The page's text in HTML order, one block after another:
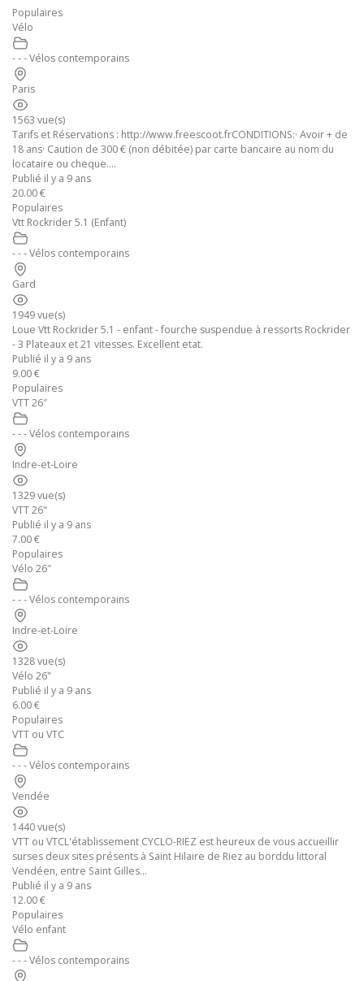
Populaires
Vélo
- - - Vélos contemporains
Paris
1563 vue(s)
Tarifs et Réservations : http://www.freescoot.frCONDITIONS:· Avoir + de
18 ans· Caution de 300 € (non débitée) par carte bancaire au nom du
locataire ou cheque....
Publié il y a 9 ans
20.00 €
Populaires
Vtt Rockrider 5.1 (Enfant)
- - - Vélos contemporains
Gard
1949 vue(s)
Loue Vtt Rockrider 5.1 - enfant - fourche suspendue à ressorts Rockrider
- 3 Plateaux et 21 vitesses. Excellent etat.
Publié il y a 9 ans
9.00 €
Populaires
VTT 26″
- - - Vélos contemporains
Indre-et-Loire
1329 vue(s)
VTT 26"
Publié il y a 9 ans
7.00 €
Populaires
Vélo 26″
- - - Vélos contemporains
Indre-et-Loire
1328 vue(s)
Vélo 26"
Publié il y a 9 ans
6.00 €
Populaires
VTT ou VTC
- - - Vélos contemporains
Vendée
1440 vue(s)
VTT ou VTCL'établissement CYCLO-RIEZ est heureux de vous accueillir
surses deux sites présents à Saint Hilaire de Riez au borddu littoral
Vendéen, entre Saint Gilles...
Publié il y a 9 ans
12.00 €
Populaires
Vélo enfant
- - - Vélos contemporains